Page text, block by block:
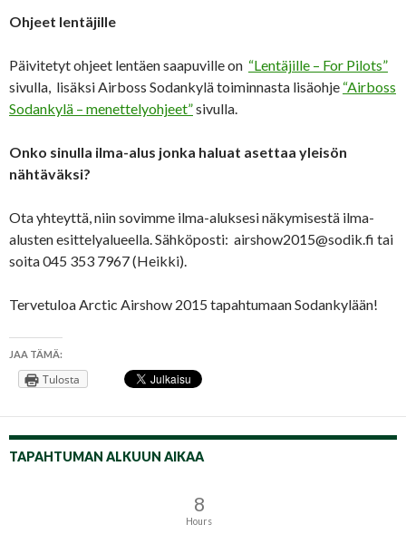
Ohjeet lentäjille
Päivitetyt ohjeet lentäen saapuville on “Lentäjille – For Pilots”
sivulla, lisäksi Airboss Sodankylä toiminnasta lisäohje “Airboss
Sodankylä – menettelyohjeet”sivulla.
Onko sinulla ilma-alus jonka haluat asettaa yleisön
nähtäväksi?
Ota yhteyttä, niin sovimme ilma-aluksesi näkymisestä ilma-
alusten esittelyalueella. Sähköposti: airshow2015@sodik.fi tai
soita 045 353 7967 (Heikki).
Tervetuloa Arctic Airshow 2015 tapahtumaan Sodankylään!
JAA TÄMÄ:
Tulosta
TAPAHTUMAN ALKUUN AIKAA
8
Hours